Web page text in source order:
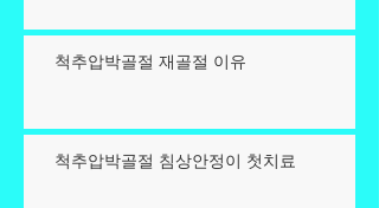
척추압박골절 재골절 이유
척추압박골절 침상안정이 첫치료